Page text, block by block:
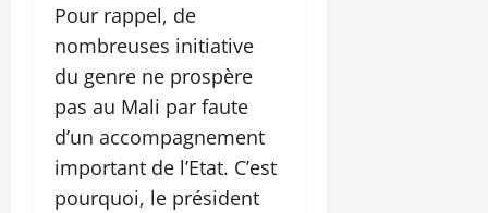
Pour rappel, de
nombreuses initiative
du genre ne prospère
pas au Mali par faute
d’un accompagnement
important de l’Etat. C’est
pourquoi, le président